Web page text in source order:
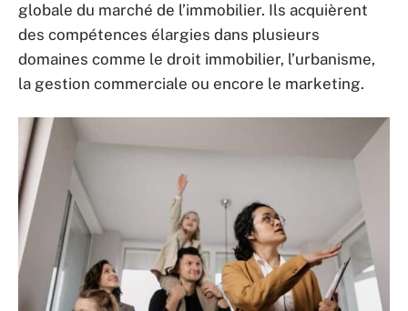
globale du marché de l’immobilier. Ils acquièrent
des compétences élargies dans plusieurs
domaines comme le droit immobilier, l’urbanisme,
la gestion commerciale ou encore le marketing.